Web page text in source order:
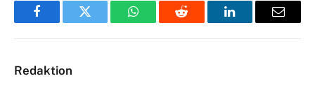
FacebookTwitter WhatsAppReddit LinkedInEmail
Redaktion